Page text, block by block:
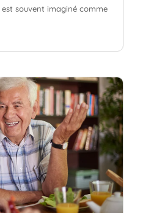
souvent imaginé comme